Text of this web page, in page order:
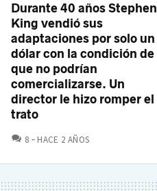
Durante 40 años Stephen
King vendió sus
adaptaciones por solo un
dólar con la condición de
que no podrían
comercializarse. Un
director le hizo romper el
trato
8 COMENTARIOS
HACE 2 AÑOS